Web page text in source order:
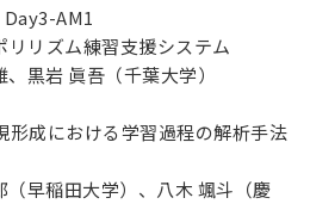
AM1
リリズム練習支援システム
黒岩 眞吾（千葉大学）
形成における学習過程の解析手法
早稲田大学）、八木 颯斗（慶